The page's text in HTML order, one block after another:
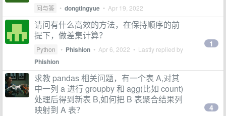
问与答 • dongtingyue • Apr 19, 2022
请问有什么高效的方法，在保持顺序的前
提下，做差集计算？
Python • Phishion • Apr 6, 2022 • Lastly replied by
Phishion
1
求教 pandas 相关问题，有一个表 A,对其
中一列 a 进行 groupby 和 agg(比如 count)
处理后得到新表 B,如何把 B 表聚合结果列
映射到 A 表？
4